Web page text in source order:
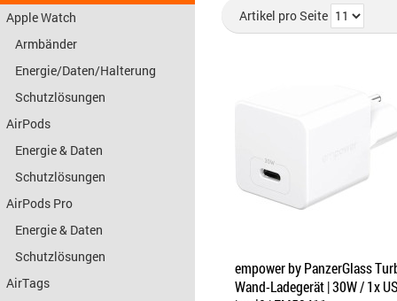
Artikel pro Seite
empower by PanzerGlass
Wand-Ladegerät | 30W / 1x
Apple Watch
Armbänder
Energie/Daten/Halterung
Schutzlösungen
AirPods
Energie & Daten
Schutzlösungen
AirPods Pro
Energie & Daten
Schutzlösungen
AirTags